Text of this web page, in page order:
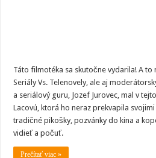
Táto filmotéka sa skutočne vydarila! A to
Seriály Vs. Telenovely, ale aj
a seriálový guru, Jozef Jurovec, mal v
Lacovú, ktorá ho neraz prekvapila
tradičné pikošky, pozvánky do kina a
vidieť a počuť.
Prečítať viac »